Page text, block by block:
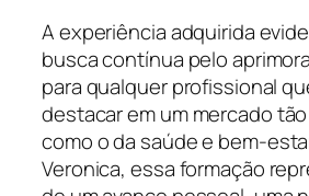
A experiência adquirida
busca contínua pelo
para qualquer profissional
destacar em um mercado
como o da saúde e bem-
Veronica, essa formação